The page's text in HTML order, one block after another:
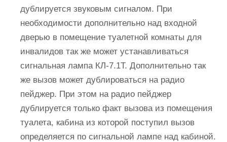
дублируется звуковым сигналом. При
необходимости дополнительно над входной
дверью в помещение туалетной комнаты для
инвалидов так же может устанавливаться
сигнальная лампа КЛ-7.1T. Дополнительно так
же вызов может дублироваться на радио
пейджер. При этом на радио пейджер
дублируется только факт вызова из помещения
туалета, кабина из которой поступил вызов
определяется по сигнальной лампе над кабиной.